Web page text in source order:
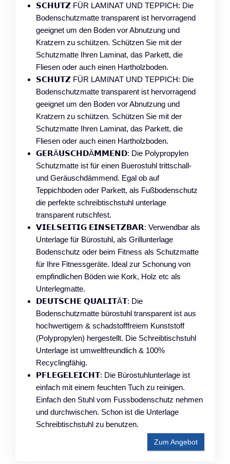
𝗦𝗖𝗛𝗨𝗧𝗭 FÜR LAMINAT UND TEPPICH: Die
Bodenschutzmatte transparent ist hervorragend
geeignet um den Boden vor Abnutzung und
Kratzern zu schützen. Schützen Sie mit der
Schutzmatte Ihren Laminat, das Parkett, die
Fliesen oder auch einen Hartholzboden.
𝗦𝗖𝗛𝗨𝗧𝗭 FÜR LAMINAT UND TEPPICH: Die
Bodenschutzmatte transparent ist hervorragend
geeignet um den Boden vor Abnutzung und
Kratzern zu schützen. Schützen Sie mit der
Schutzmatte Ihren Laminat, das Parkett, die
Fliesen oder auch einen Hartholzboden.
𝗚𝗘𝗥Ä𝗨𝗦𝗖𝗛𝗗Ä𝗠𝗠𝗘𝗡𝗗: Die Polypropylen
Schutzmatte ist für einen Buerostuhl trittschall-
und Geräuschdämmend. Egal ob auf
Teppichboden oder Parkett, als Fußbodenschutz
die perfekte schreibtischstuhl unterlage
transparent rutschfest.
𝗩𝗜𝗘𝗟𝗦𝗘𝗜𝗧𝗜𝗚 𝗘𝗜𝗡𝗦𝗘𝗧𝗭𝗕𝗔𝗥: Verwendbar als
Unterlage für Bürostuhl, als Grillunterlage
Bodenschutz oder beim Fitness als Schutzmatte
für Ihre Fitnessgeräte. Ideal zur Schonung von
empfindlichen Böden wie Kork, Holz etc als
Unterlegmatte.
𝗗𝗘𝗨𝗧𝗦𝗖𝗛𝗘 𝗤𝗨𝗔𝗟𝗜𝗧Ä𝗧: Die
Bodenschutzmatte bürostuhl transparent ist aus
hochwertigem & schadstofffreiem Kunststoff
(Polypropylen) hergestellt. Die Schreibtischstuhl
Unterlage ist umweltfreundlich & 100%
Recyclingfähig.
𝗣𝗙𝗟𝗘𝗚𝗘𝗟𝗘𝗜𝗖𝗛𝗧: Die Bürostuhlunterlage ist
einfach mit einem feuchten Tuch zu reinigen.
Einfach den Stuhl vom Fussbodenschutz nehmen
und durchwischen. Schon ist die Unterlage
Schreibtischstuhl zu benutzen.
Zum Angebot